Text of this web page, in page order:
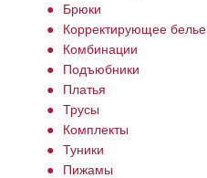
Брюки
Корректирующее белье
Комбинации
Подъюбники
Платья
Трусы
Комплекты
Туники
Пижамы